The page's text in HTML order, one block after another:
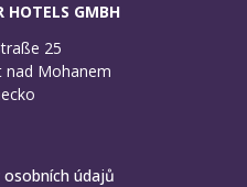
HOTELS GMBH
25
nad Mohanem
osobních údajů